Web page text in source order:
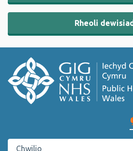
Rheoli
Chwilio gwefan Iechyd Cyhoeddus